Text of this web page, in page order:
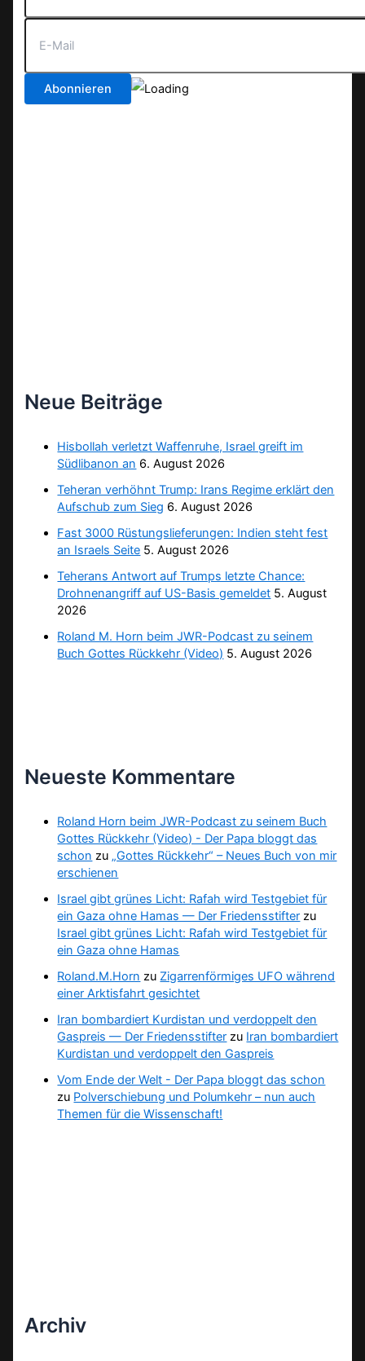
Neue Beiträge
Hisbollah verletzt Waffenruhe, Israel greift im
Südlibanon an 6. August 2026
Teheran verhöhnt Trump: Irans Regime erklärt den
Aufschub zum Sieg 6. August 2026
Fast 3000 Rüstungslieferungen: Indien steht fest
an Israels Seite 5. August 2026
Teherans Antwort auf Trumps letzte Chance:
Drohnenangriff auf US-Basis gemeldet 5. August
2026
Roland M. Horn beim JWR-Podcast zu seinem
Buch Gottes Rückkehr (Video) 5. August 2026
Neueste Kommentare
Roland Horn beim JWR-Podcast zu seinem Buch
Gottes Rückkehr (Video) - Der Papa bloggt das
schon zu „Gottes Rückkehr“ – Neues Buch von mir
erschienen
Israel gibt grünes Licht: Rafah wird Testgebiet für
ein Gaza ohne Hamas — Der Friedensstifter zu
Israel gibt grünes Licht: Rafah wird Testgebiet für
ein Gaza ohne Hamas
Roland.M.Horn zu Zigarrenförmiges UFO während
einer Arktisfahrt gesichtet
Iran bombardiert Kurdistan und verdoppelt den
Gaspreis — Der Friedensstifter zu Iran bombardiert
Kurdistan und verdoppelt den Gaspreis
Vom Ende der Welt - Der Papa bloggt das schon
zu Polverschiebung und Polumkehr – nun auch
Themen für die Wissenschaft!
Archiv